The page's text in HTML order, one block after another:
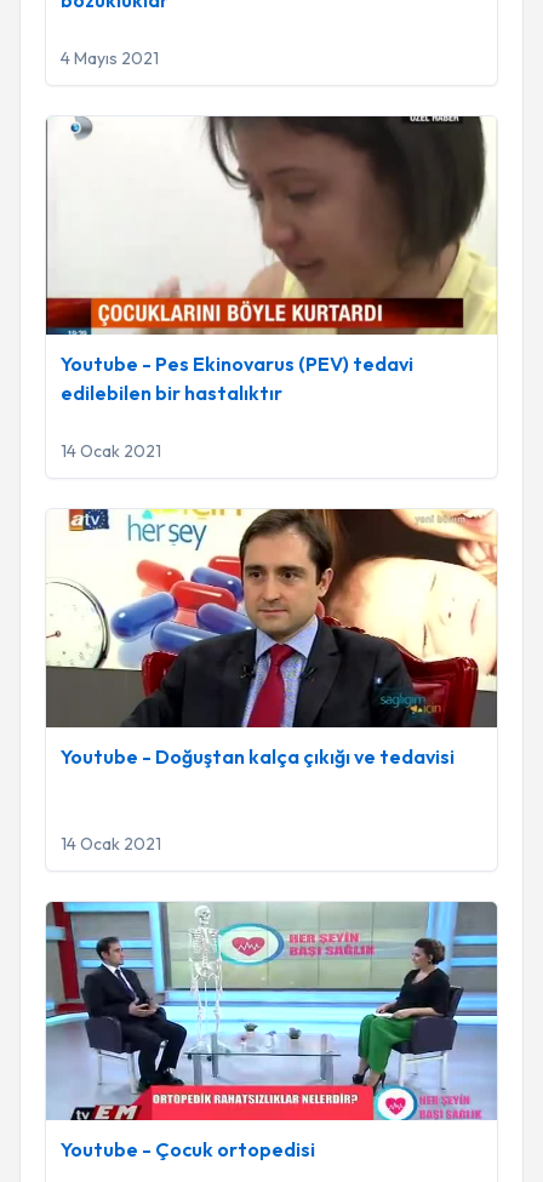
4 Mayıs 2021
Youtube - Pes Ekinovarus (PEV) tedavi edilebilen bir
Youtube - Pes Ekinovarus (PEV) tedavi
edilebilen bir hastalıktır
14 Ocak 2021
Youtube - Doğuştan kalça çıkığı ve tedavisi
Youtube - Doğuştan kalça çıkığı ve tedavisi
14 Ocak 2021
Youtube - Çocuk ortopedisi
Youtube - Çocuk ortopedisi